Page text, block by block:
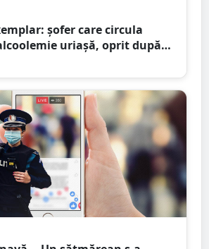
șofer care circula
uriașă, oprit după
sunat la 112 și l-a urmărit
poliției